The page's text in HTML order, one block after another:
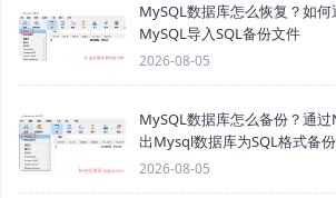
MySQL数据库怎么恢复？如
MySQL导入SQL备份文件
2026-08-05
MySQL数据库怎么备份？通
出Mysql数据库为SQL格式备
2026-08-05